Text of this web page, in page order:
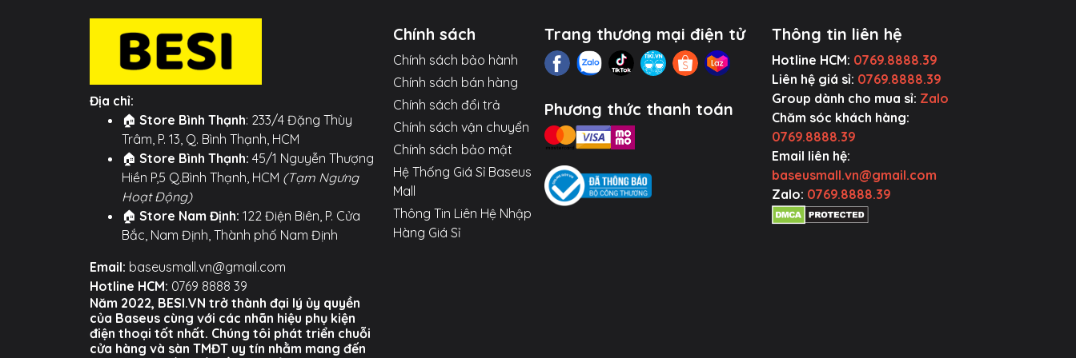
Địa chỉ:
🏠 Store Bình Thạnh: 233/4 Đặng Thùy
Trâm, P. 13, Q. Bình Thạnh, HCM
🏠 Store Bình Thạnh: 45/1 Nguyễn Thượng
Hiền P,5 Q.Bình Thạnh, HCM (Tạm Ngưng
Hoạt Động)
🏠 Store Nam Định: 122 Điện Biên, P. Cửa
Bắc, Nam Định, Thành phố Nam Định
Email: baseusmall.vn@gmail.com
Hotline HCM: 0769 8888 39
Năm 2022, BESI.VN trở thành đại lý ủy quyền
của Baseus cùng với các nhãn hiệu phụ kiện
điện thoại tốt nhất. Chúng tôi phát triển chuỗi
cửa hàng và sàn TMĐT uy tín nhằm mang đến
Chính sách
Chính sách bảo hành
Chính sách bán hàng
Chính sách đổi trả
Chính sách vận chuyển
Chính sách bảo mật
Hệ Thống Giá Sỉ Baseus
Mall
Thông Tin Liên Hệ Nhập
Hàng Giá Sỉ
Trang thương mại điện tử
Phương thức thanh toán
Thông tin liên hệ
Hotline HCM: 0769.8888.39
Liên hệ giá sỉ: 0769.8888.39
Group dành cho mua sỉ: Zalo
Chăm sóc khách hàng:
0769.8888.39
Email liên hệ:
baseusmall.vn@gmail.com
Zalo: 0769.8888.39